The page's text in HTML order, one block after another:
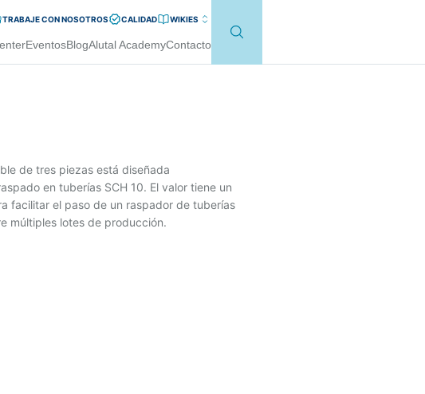
TRABAJE CON NOSOTROS CALIDAD WIKIES
EventosBlogAlutal AcademyContacto
de tres piezas está diseñada
en tuberías SCH 10. El valor tiene un
facilitar el paso de un raspador de tuberías
múltiples lotes de producción.